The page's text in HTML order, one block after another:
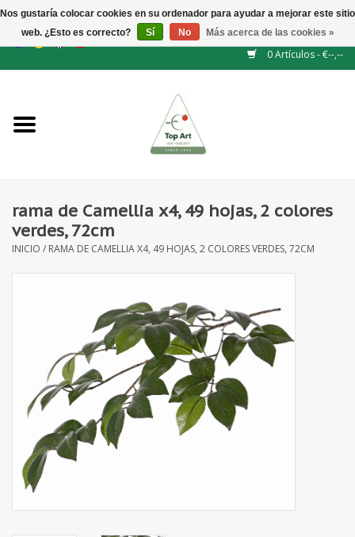
GBP/CHF /BGN/
0 Artículos - €--,--
NUEVO
Flores artificiales
Rama de hojas / bayas
Fruta artificial
decoración
Coronas de flores
rama de Camellia x4, 49 hojas, 2 colores
verdes, 72cm
INICIO / RAMA DE CAMELLIA X4, 49 HOJAS, 2 COLORES VERDES, 72CM
Nos gustaría colocar cookies en su ordenador para ayudar a mejorar este sitio
web. ¿Esto es correcto?
Sí No Más acerca de las cookies »